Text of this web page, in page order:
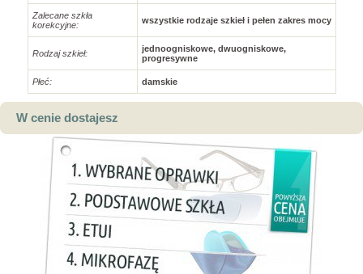
Zalecane szkła
korekcyjne:
wszystkie rodzaje szkieł i pełen zakres mocy
Rodzaj szkieł:
jednoogniskowe, dwuogniskowe,
progresywne
Płeć: damskie
W cenie dostajesz